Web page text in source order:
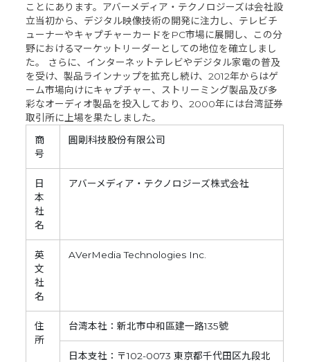
ことにあります。アバーメディア・テクノロジーズは会社設
立当初から、デジタル映像技術の開発に注力し、テレビチ
ューナーやキャプチャーカードをPC市場に展開し、この分
野におけるマーケットリーダーとしての地位を確立しまし
た。 さらに、インターネットテレビやデジタル家電の普及
を受け、製品ラインナップを拡充し続け、2012年からはゲ
ーム市場向けにキャプチャー、ストリーミング製品及び多
彩なオーディオ製品を投入しており、2000年には台湾証券
取引所に上場を果たしました。
商
号
圓剛科技股份有限公司
日
本
社
名
アバーメディア・テクノロジーズ株式会社
英
文
社
名
AVerMedia Technologies Inc.
住
所
台湾本社：新北市中和區建一路135號
日本支社：〒102-0073 東京都千代田区九段北